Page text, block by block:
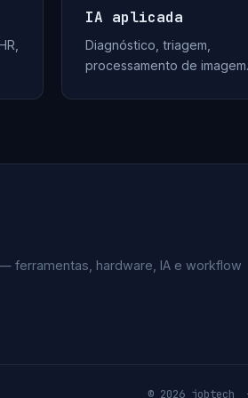
IA aplicada
Diagnóstico, triagem,
processamento de imagem.
ferramentas, hardware, IA e workflow
© 2026